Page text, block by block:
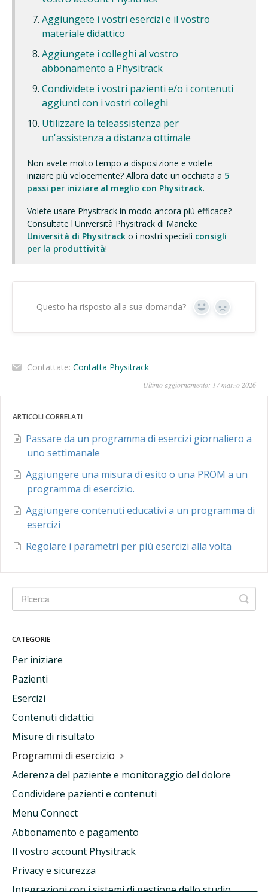
Aggiungete i vostri esercizi e il vostro
materiale didattico
Aggiungete i colleghi al vostro
abbonamento a Physitrack
Condividete i vostri pazienti e/o i contenuti
aggiunti con i vostri colleghi
Utilizzare la teleassistenza per
un'assistenza a distanza ottimale
Non avete molto tempo a disposizione e volete
iniziare più velocemente? Allora date un'occhiata a 5
passi per iniziare al meglio con Physitrack.
Volete usare Physitrack in modo ancora più efficace?
Consultate l'Università Physitrack di Marieke
Università di Physitrack o i nostri speciali consigli
per la produttività!
Questo ha risposto alla sua domanda? Sì No
Contattate: Contatta Physitrack
Ultimo aggiornamento: 17 marzo 2026
ARTICOLI CORRELATI
Passare da un programma di esercizi giornaliero a
uno settimanale
Aggiungere una misura di esito o una PROM a un
programma di esercizio.
Aggiungere contenuti educativi a un programma di
esercizi
Regolare i parametri per più esercizi alla volta
CATEGORIE
Per iniziare
Pazienti
Esercizi
Contenuti didattici
Misure di risultato
Programmi di esercizio
Aderenza del paziente e monitoraggio del dolore
Condividere pazienti e contenuti
Menu Connect
Abbonamento e pagamento
Il vostro account Physitrack
Privacy e sicurezza